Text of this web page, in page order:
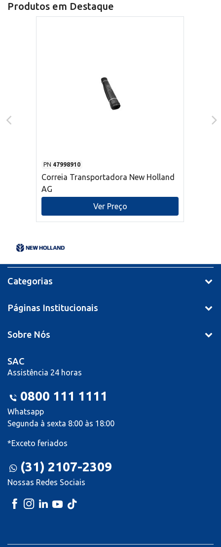
Produtos em Destaque
PN 47998910
Correia Transportadora New Holland
AG
Ver Preço
Categorias
Páginas Institucionais
Sobre Nós
SAC
Assistência 24 horas
0800 111 1111
Whatsapp
Segunda à sexta 8:00 às 18:00
*Exceto feriados
(31) 2107-2309
Nossas Redes Sociais